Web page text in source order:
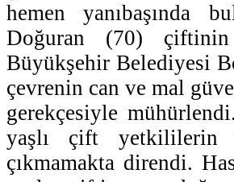
hemen yanıbaşında
Doğuran (70)
Büyükşehir Belediyesi
çevrenin can ve mal
gerekçesiyle
yaşlı çift yetkililerin
çıkmamakta direndi.